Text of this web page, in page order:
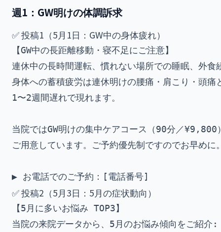
週1：GW明けの体調訴求
✅ 投稿1（5月1日：GW中の身体疲れ）
【GW中の長距離移動・寝不足にご注意】
連休中の長時間運転、慣れない場所での睡眠、外食
身体への蓄積疲労は連休明けの腰痛・肩こり・頭痛
1〜2週間遅れで現れます。
当院ではGW明けの集中ケアコース（90分／¥9,800
ご用意しています。ご予約優先制ですのでお早めに
✅ 投稿2（5月3日：5月の症状動向）
【5月に多いお悩み TOP3】
当院の来院データから、5月のお悩み傾向をご紹介: